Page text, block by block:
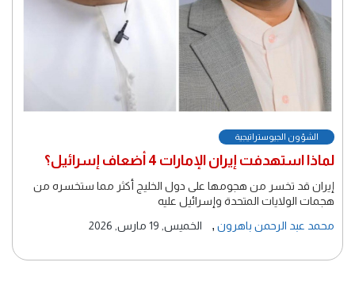
الشؤون الجيوستراتيجية
لماذا استهدفت إيران الإمارات 4 أضعاف إسرائيل؟
إيران قد تخسر من هجومها على دول الخليج أكثر مما ستخسره من
هجمات الولايات المتحدة وإسرائيل عليه
محمد عبد الرحمن باهرون , الخميس, 19 مارس, 2026